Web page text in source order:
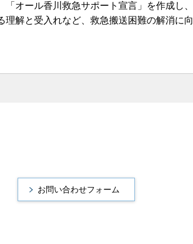
オール香川救急サポート宣言」を作成し
解と受入れなど、救急搬送困難の解消に